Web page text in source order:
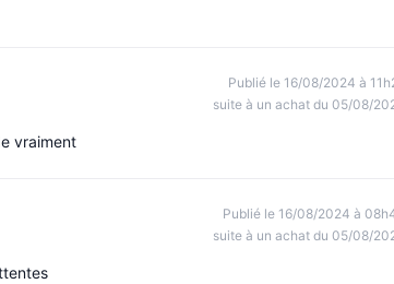
Publié le 16/08/2024 à
suite à un achat du 05/08/
vraiment
Publié le 16/08/2024 à
suite à un achat du 05/08/